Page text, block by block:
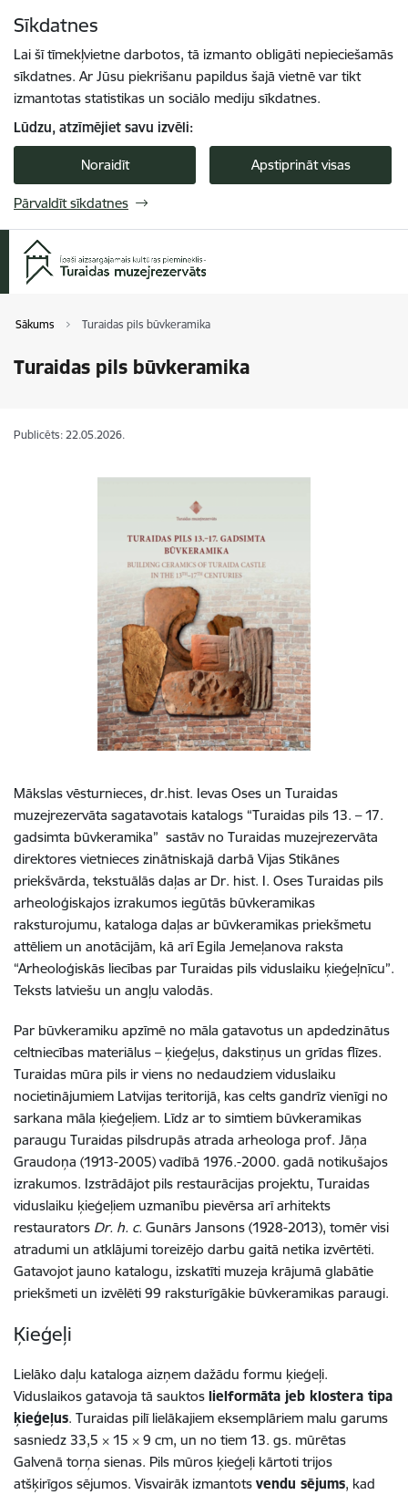
Sīkdatnes
Lai šī tīmekļvietne darbotos, tā izmanto obligāti nepieciešamās
sīkdatnes. Ar Jūsu piekrišanu papildus šajā vietnē var tikt
izmantotas statistikas un sociālo mediju sīkdatnes.
Lūdzu, atzīmējiet savu izvēli:
Noraidīt Apstiprināt visas
Pārvaldīt sīkdatnes
Sākums Turaidas pils būvkeramika
Turaidas pils būvkeramika
Publicēts: 22.05.2026.
Mākslas vēsturnieces, dr.hist. Ievas Oses un Turaidas
muzejrezervāta sagatavotais katalogs “Turaidas pils 13. – 17.
gadsimta būvkeramika” sastāv no Turaidas muzejrezervāta
direktores vietnieces zinātniskajā darbā Vijas Stikānes
priekšvārda, tekstuālās daļas ar Dr. hist. I. Oses Turaidas pils
arheoloģiskajos izrakumos iegūtās būvkeramikas
raksturojumu, kataloga daļas ar būvkeramikas priekšmetu
attēliem un anotācijām, kā arī Egila Jemeļanova raksta
“Arheoloģiskās liecības par Turaidas pils viduslaiku ķieģeļnīcu”.
Teksts latviešu un angļu valodās.
Par būvkeramiku apzīmē no māla gatavotus un apdedzinātus
celtniecības materiālus – ķieģeļus, dakstiņus un grīdas flīzes.
Turaidas mūra pils ir viens no nedaudziem viduslaiku
nocietinājumiem Latvijas teritorijā, kas celts gandrīz vienīgi no
sarkana māla ķieģeļiem. Līdz ar to simtiem būvkeramikas
paraugu Turaidas pilsdrupās atrada arheologa prof. Jāņa
Graudoņa (1913-2005) vadībā 1976.-2000. gadā notikušajos
izrakumos. Izstrādājot pils restaurācijas projektu, Turaidas
viduslaiku ķieģeļiem uzmanību pievērsa arī arhitekts
restaurators Dr. h. c. Gunārs Jansons (1928-2013), tomēr visi
atradumi un atklājumi toreizējo darbu gaitā netika izvērtēti.
Gatavojot jauno katalogu, izskatīti muzeja krājumā glabātie
priekšmeti un izvēlēti 99 raksturīgākie būvkeramikas paraugi.
Ķieģeļi
Lielāko daļu kataloga aizņem dažādu formu ķieģeļi.
Viduslaikos gatavoja tā sauktos lielformāta jeb klostera tipa
ķieģeļus. Turaidas pilī lielākajiem eksemplāriem malu garums
sasniedz 33,5 × 15 × 9 cm, un no tiem 13. gs. mūrētas
Galvenā torņa sienas. Pils mūros ķieģeļi kārtoti trijos
atšķirīgos sējumos. Visvairāk izmantots vendu sējums, kad